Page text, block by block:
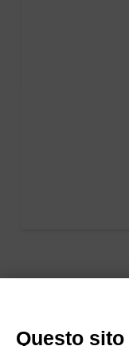
Questo